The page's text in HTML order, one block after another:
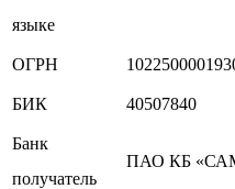
языке
ОГРН
БИК 40507840
Банк
получатель
ПАО КБ